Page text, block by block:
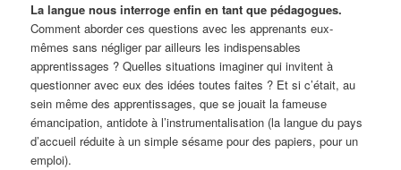
La langue nous interroge enfin en tant que pédagogues.
Comment aborder ces questions avec les apprenants eux-
mêmes sans négliger par ailleurs les indispensables
apprentissages ? Quelles situations imaginer qui invitent à
questionner avec eux des idées toutes faites ? Et si c’était, au
sein même des apprentissages, que se jouait la fameuse
émancipation, antidote à l’instrumentalisation (la langue du pays
d’accueil réduite à un simple sésame pour des papiers, pour un
emploi).